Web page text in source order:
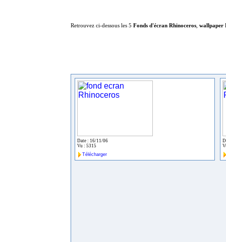
Retrouvez ci-dessous les 5 Fonds d'écran Rhinoceros wallpaper
Date : 16/11/06
Vu : 5315
Télécharger